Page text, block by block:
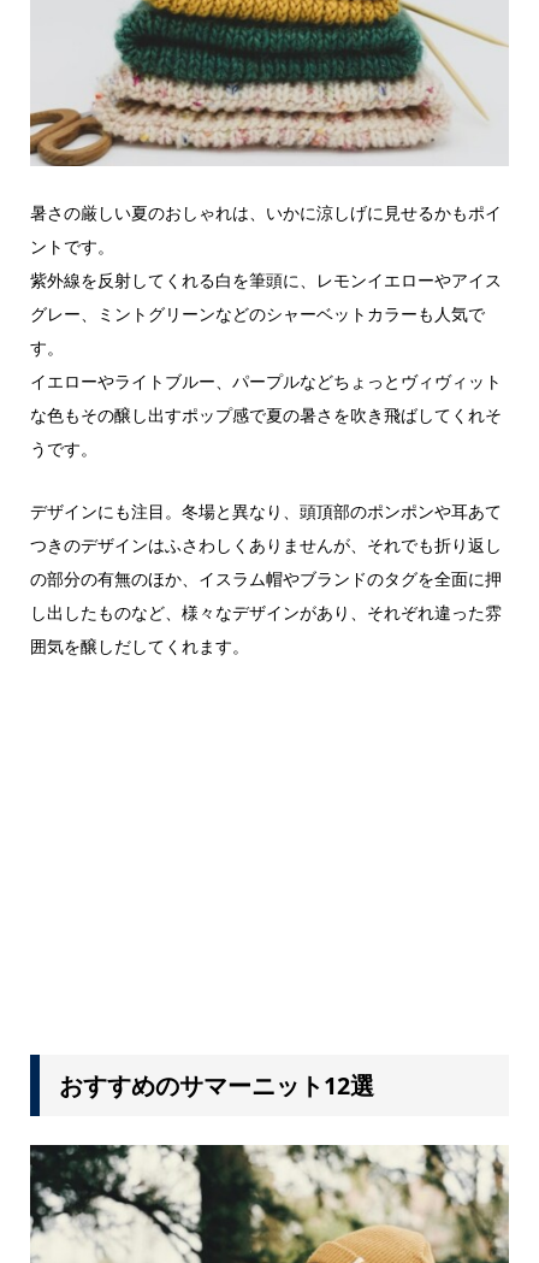
暑さの厳しい夏のおしゃれは、いかに涼しげに見せるかもポイ
ントです。
紫外線を反射してくれる白を筆頭に、レモンイエローやアイス
グレー、ミントグリーンなどのシャーベットカラーも人気で
す。
イエローやライトブルー、パープルなどちょっとヴィヴィット
な色もその醸し出すポップ感で夏の暑さを吹き飛ばしてくれそ
うです。
デザインにも注目。冬場と異なり、頭頂部のポンポンや耳あて
つきのデザインはふさわしくありませんが、それでも折り返し
の部分の有無のほか、イスラム帽やブランドのタグを全面に押
し出したものなど、様々なデザインがあり、それぞれ違った雰
囲気を醸しだしてくれます。
おすすめのサマーニット12選